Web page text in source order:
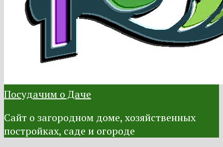
Посудачим о Даче
Сайт о загородном доме, хозяйственных
постройках, саде и огороде